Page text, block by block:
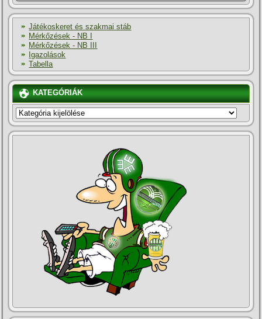
Játékoskeret és szakmai stáb
Mérkőzések - NB I
Mérkőzések - NB III
Igazolások
Tabella
KATEGÓRIÁK
KATEGÓRIÁK